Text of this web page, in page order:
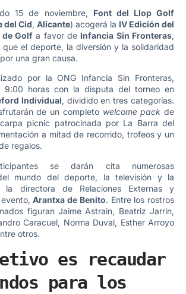
15 de noviembre, Font del Llop Golf
del Cid, Alicante) acogerá la IV Edición del
de Golf a favor de Infancia Sin Fronteras,
que el deporte, la diversión y la solidaridad
una gran causa.
por la ONG Infancia Sin Fronteras,
9:00 horas con la disputa del torneo en
Individual, dividido en tres categorías.
de un completo welcome pack de
picnic patrocinada por La Barra del
a mitad de recorrido, trofeos y un
regalos.
se darán cita numerosas
mundo del deporte, la televisión y la
directora de Relaciones Externas y
evento,Arantxa de Benito. Entre los rostros
figuran Jaime Astrain, Beatriz Jarrín,
Caracuel, Norma Duval, Esther Arroyo
otros.
es recaudar
para los